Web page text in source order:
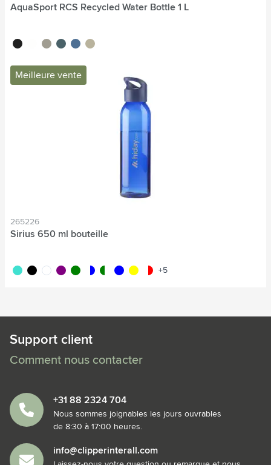
AquaSport RCS Recycled Water Bottle 1 L
noir blancgris bleu océan
bleu beige
Meilleure vente
265226
Sirius 650 ml bouteille
turquoise
noir blancpourpre
vert translucide/bleu
translucide/vert
bleu jaune translucide/rouge
+5
Support client
Comment nous contacter
+31 88 2324 704
Nous sommes joignables les jours ouvrables
de 8:30 à 17:00 heures.
info@clipperinterall.com